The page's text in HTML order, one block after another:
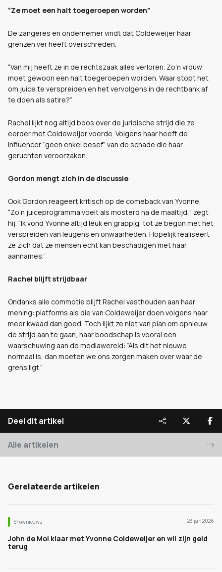
“Ze moet een halt toegeroepen worden”
De zangeres en ondernemer vindt dat Coldeweijer haar
grenzen ver heeft overschreden.
“Van mij heeft ze in de rechtszaak alles verloren. Zo’n vrouw
moet gewoon een halt toegeroepen worden. Waar stopt het
om juice te verspreiden en het vervolgens in de rechtbank af
te doen als satire?”
Rachel lijkt nog altijd boos over de juridische strijd die ze
eerder met Coldeweijer voerde. Volgens haar heeft de
influencer “geen enkel besef” van de schade die haar
geruchten veroorzaken.
Gordon mengt zich in de discussie
Ook Gordon reageert kritisch op de comeback van Yvonne.
“Zo’n juiceprogramma voelt als mosterd na de maaltijd,” zegt
hij. “Ik vond Yvonne altijd leuk en grappig, tot ze begon met het
verspreiden van leugens en onwaarheden. Hopelijk realiseert
ze zich dat ze mensen echt kan beschadigen met haar
aannames.”
Rachel blijft strijdbaar
Ondanks alle commotie blijft Rachel vasthouden aan haar
mening: platforms als die van Coldeweijer doen volgens haar
meer kwaad dan goed. Toch lijkt ze niet van plan om opnieuw
de strijd aan te gaan, haar boodschap is vooral een
waarschuwing aan de mediawereld: “Als dit het nieuwe
normaal is, dan moeten we ons zorgen maken over waar de
grens ligt.”
Deel dit artikel
Alle artikelen
Gerelateerde artikelen
Shownieuws 23 jan 2026
John de Mol klaar met Yvonne Coldeweijer en wil zijn geld
terug